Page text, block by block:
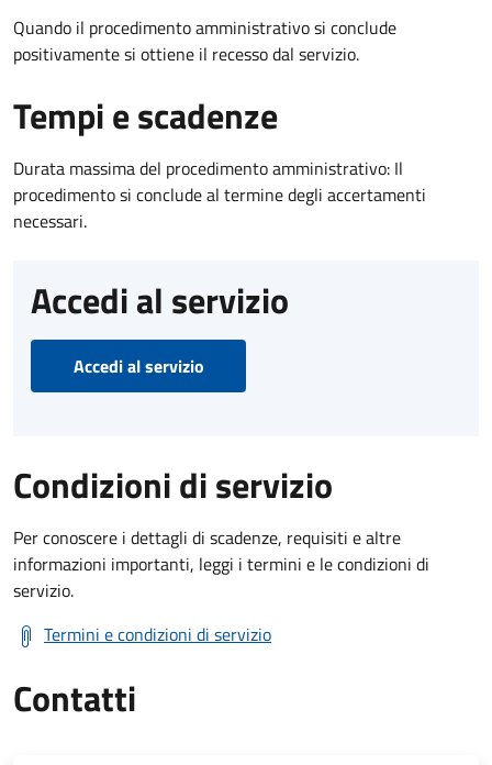
Quando il procedimento amministrativo si conclude
positivamente si ottiene il recesso dal servizio.
Tempi e scadenze
Durata massima del procedimento amministrativo: Il
procedimento si conclude al termine degli accertamenti
necessari.
Accedi al servizio
Accedi al servizio
Condizioni di servizio
Per conoscere i dettagli di scadenze, requisiti e altre
informazioni importanti, leggi i termini e le condizioni di
servizio.
Termini e condizioni di servizio
Contatti